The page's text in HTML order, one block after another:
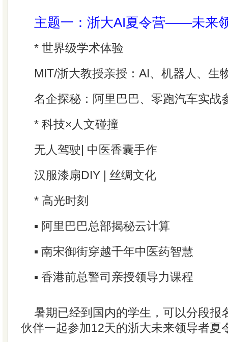
主题一：浙大AI夏令营——未来
* 世界级学术体验
MIT/浙大教授亲授：AI、机器人、生
名企探秘：阿里巴巴、零跑汽车实战
* 科技×人文碰撞
无人驾驶| 中医香囊手作
汉服漆扇DIY | 丝绸文化
* 高光时刻
▪ 阿里巴巴总部揭秘云计算
▪ 南宋御街穿越千年中医药智慧
▪ 香港前总警司亲授领导力课程
暑期已经到国内的学生，可以分段报
伙伴一起参加12天的浙大未来领导者夏